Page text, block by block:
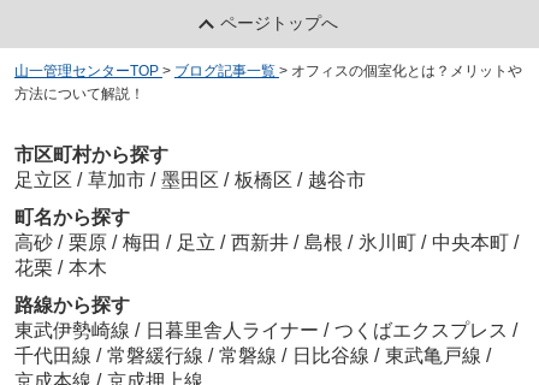
ページトップへ
山一管理センターTOP > ブログ記事一覧 > オフィスの個室化とは？メリットや
方法について解説！
市区町村から探す
足立区 / 草加市 / 墨田区 / 板橋区 / 越谷市
町名から探す
高砂 / 栗原 / 梅田 / 足立 / 西新井 / 島根 / 氷川町 / 中央本町 /
花栗 / 本木
路線から探す
東武伊勢崎線 / 日暮里舎人ライナー / つくばエクスプレス /
千代田線 / 常磐緩行線 / 常磐線 / 日比谷線 / 東武亀戸線 /